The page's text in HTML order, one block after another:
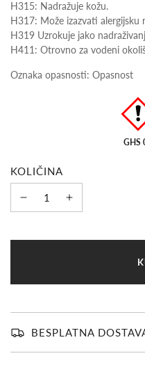
H315: Nadražuje kožu.
H317: Može izazvati alergijsku
H319 Uzrokuje jako
H411: Otrovno za vodeni
Oznaka opasnosti: Opasnost
GHS
KOLIČINA
U
I
A
A
BESPLATNA